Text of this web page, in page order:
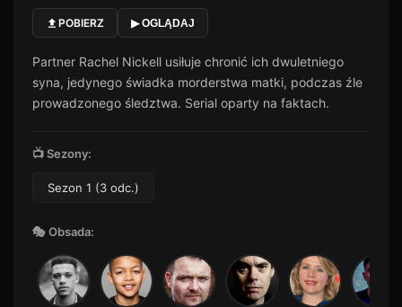
POBIERZ ▶ OGLĄDAJ
Partner Rachel Nickell usiłuje chronić ich dwuletniego
syna, jedynego świadka morderstwa matki, podczas źle
prowadzonego śledztwa. Serial oparty na faktach.
📺 Sezony:
Sezon 1 (3 odc.)
🎭 Obsada: